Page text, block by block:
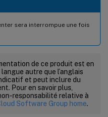
sera interrompue une fois
de ce produit est en
autre que l’anglais
et peut inclure du
Pour en savoir plus,
responsabilité relative à
Software Group home.